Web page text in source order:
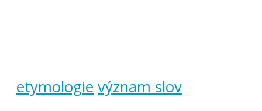
etymologie význam slov